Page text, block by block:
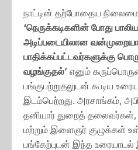
நாட்டின் தற்போதைய
‘நெருக்கடிகளின் போது
அடிப்படையிலான
பாதிக்கப்பட்டவர்களுக்கு
வழங்குதல்’ எனும்
பங்குபற்றுதலுடன் கூடிய
இடம்பெற்றது. அரசாங்கம்,
தனியார் துறைத் தலைவர்கள்,
மற்றும் இளைஞர் குழுக்கள்
பங்கேற்புடன் இந்த உரையாடல்